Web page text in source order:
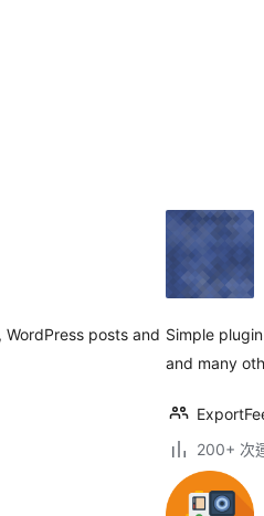
posts and Simple
and many
200+ 次